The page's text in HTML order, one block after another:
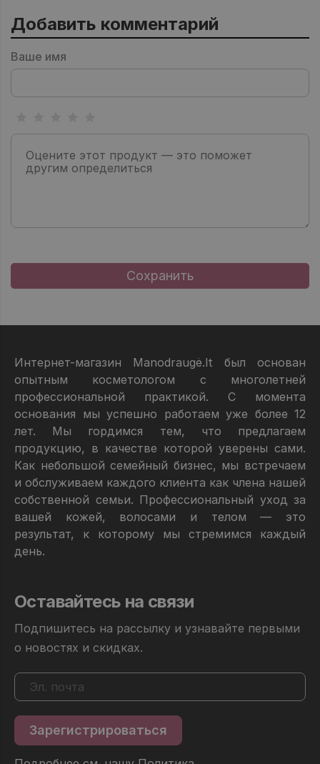
Добавить комментарий
Ваше имя
Интернет-магазин Manodraugė.lt был основан
опытным косметологом с многолетней
профессиональной практикой. С момента
основания мы успешно работаем уже более 12
лет. Мы гордимся тем, что предлагаем
продукцию, в качестве которой уверены сами.
Как небольшой семейный бизнес, мы встречаем
и обслуживаем каждого клиента как члена нашей
собственной семьи. Профессиональный уход за
вашей кожей, волосами и телом — это
результат, к которому мы стремимся каждый
день.
Оставайтесь на связи
Подпишитесь на рассылку и узнавайте первыми
о новостях и скидках.